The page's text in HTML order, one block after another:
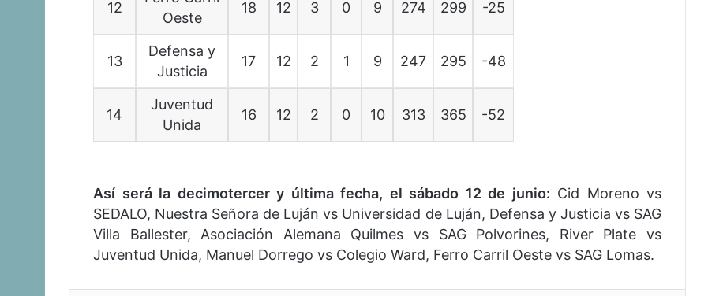
12
Oeste
18 12 3 0 9 274 299 -25
13
Defensa y
Justicia
17 12 2 1 9 247 295 -48
14
Juventud
Unida
16 12 2 0 10 313 365 -52
Así será la decimotercer y última fecha, el sábado 12 de junio: Cid Moreno vs
SEDALO, Nuestra Señora de Luján vs Universidad de Luján, Defensa y Justicia vs SAG
Villa Ballester, Asociación Alemana Quilmes vs SAG Polvorines, River Plate vs
Juventud Unida, Manuel Dorrego vs Colegio Ward, Ferro Carril Oeste vs SAG Lomas.